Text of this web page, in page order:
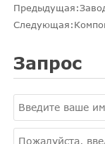
Предыдущая:
Следующая:
Запрос